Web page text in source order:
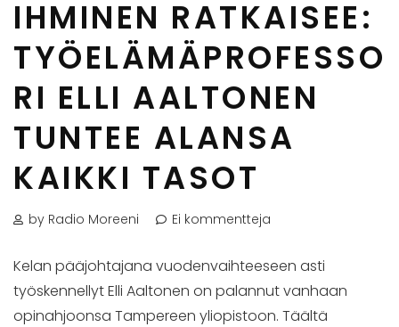
IHMINEN RATKAISEE:
TYÖELÄMÄPROFESSO
RI ELLI AALTONEN
TUNTEE ALANSA
KAIKKI TASOT
by Radio Moreeni Ei kommentteja
Kelan pääjohtajana vuodenvaihteeseen asti
työskennellyt Elli Aaltonen on palannut vanhaan
opinahjoonsa Tampereen yliopistoon. Täältä